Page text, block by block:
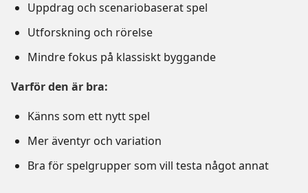
Uppdrag och scenariobaserat spel
Utforskning och rörelse
Mindre fokus på klassiskt byggande
Varför den är bra:
Känns som ett nytt spel
Mer äventyr och variation
Bra för spelgrupper som vill testa något annat